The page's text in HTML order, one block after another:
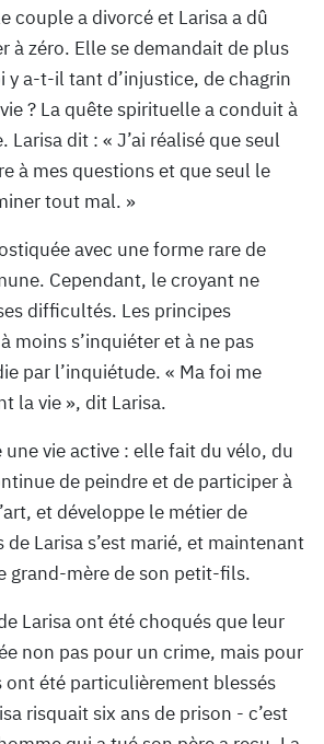
couple a divorcé et Larisa a dû
à zéro. Elle se demandait de plus
y a-t-il tant d’injustice, de chagrin
? La quête spirituelle a conduit à
Larisa dit : « J’ai réalisé que seul
à mes questions et que seul le
tout mal. »
avec une forme rare de
Cependant, le croyant ne
difficultés. Les principes
moins s’inquiéter et à ne pas
par l’inquiétude. « Ma foi me
la vie », dit Larisa.
une vie active : elle fait du vélo, du
de peindre et de participer à
et développe le métier de
Larisa s’est marié, et maintenant
grand-mère de son petit-fils.
Larisa ont été choqués que leur
non pas pour un crime, mais pour
ont été particulièrement blessés
risquait six ans de prison - c’est